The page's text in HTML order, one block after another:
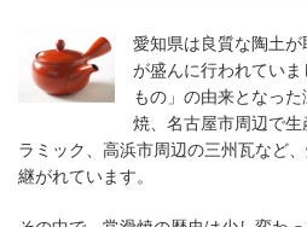
愛知県は良質な陶土
が盛んに行われてい
もの」の由来となっ
焼、名古屋市周辺で
ラミック、高浜市周辺の三州瓦など
継がれています。